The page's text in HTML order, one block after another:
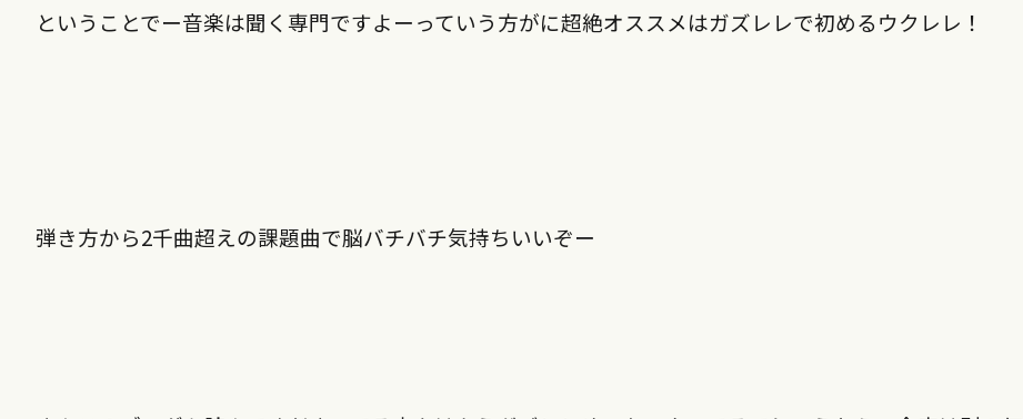
ということでー音楽は聞く専門ですよーっていう方がに超絶オススメはガズレレで初めるウクレレ！
弾き方から2千曲超えの課題曲で脳バチバチ気持ちいいぞー